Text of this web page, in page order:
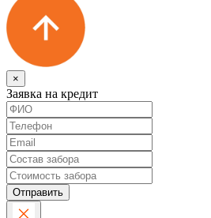
×
Заявка на кредит
Отправить